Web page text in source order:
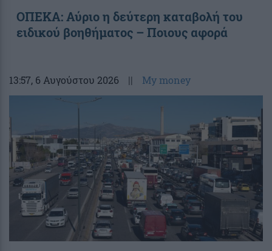
ΟΠΕΚΑ: Αύριο η δεύτερη καταβολή του
ειδικού βοηθήματος – Ποιους αφορά
13:57, 6 Αυγούστου 2026 || My money